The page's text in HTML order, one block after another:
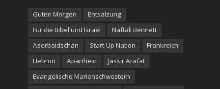
Guten Morgen
Entsalzung
Für die Bibel und Israel
Naftali Bennett
Aserbaidschan
Start-Up Nation
Frankreich
Hebron
Apartheid
Jassir Arafat
Evangelische Marienschwestern